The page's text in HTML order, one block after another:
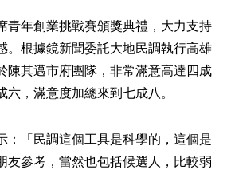
青年創業挑戰賽頒獎典禮，大力支持
。根據鏡新聞委託大地民調執行高雄
陳其邁市府團隊，非常滿意高達四成
，滿意度加總來到七成八。
：「民調這個工具是科學的，這個是
友參考，當然也包括候選人，比較弱